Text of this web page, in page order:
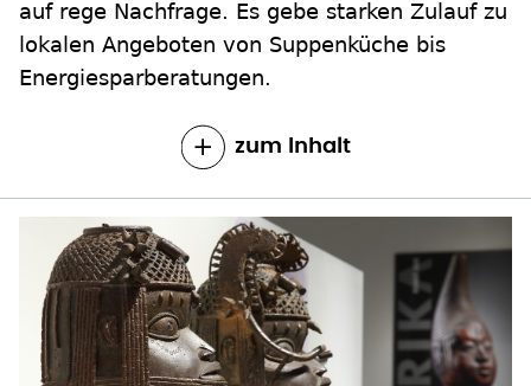
Energiesparberatungen.
zum Inhalt